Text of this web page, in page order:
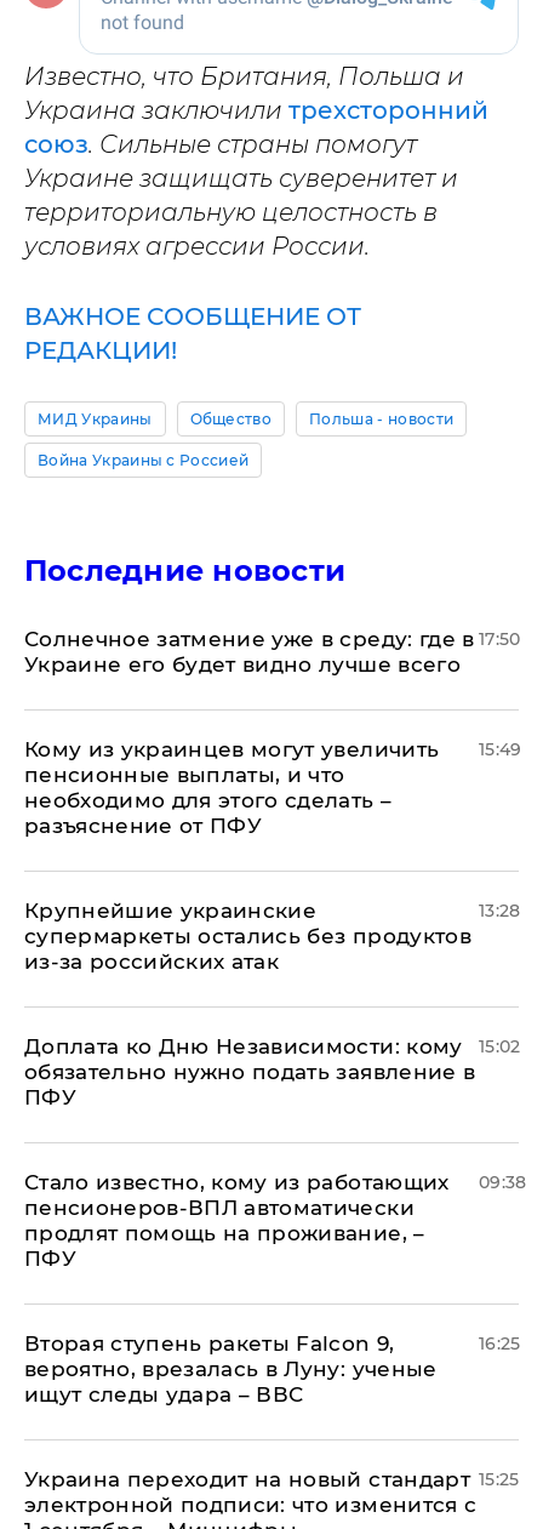
Известно, что Британия, Польша и
Украина заключили трехсторонний
союз. Сильные страны помогут
Украине защищать суверенитет и
территориальную целостность в
условиях агрессии России.
ВАЖНОЕ СООБЩЕНИЕ ОТ
РЕДАКЦИИ!
МИД Украины Общество Польша - новости
Война Украины с Россией
Последние новости
​Солнечное затмение уже в среду: где в
Украине его будет видно лучше всего
17:50
Кому из украинцев могут увеличить
пенсионные выплаты, и что
необходимо для этого сделать –
разъяснение от ПФУ
15:49
Крупнейшие украинские
супермаркеты остались без продуктов
из-за российских атак
13:28
Доплата ко Дню Независимости: кому
обязательно нужно подать заявление в
ПФУ
15:02
Стало известно, кому из работающих
пенсионеров-ВПЛ автоматически
продлят помощь на проживание, –
ПФУ
09:38
Вторая ступень ракеты Falcon 9,
вероятно, врезалась в Луну: ученые
ищут следы удара – ВВС
16:25
Украина переходит на новый стандарт
электронной подписи: что изменится с
15:25